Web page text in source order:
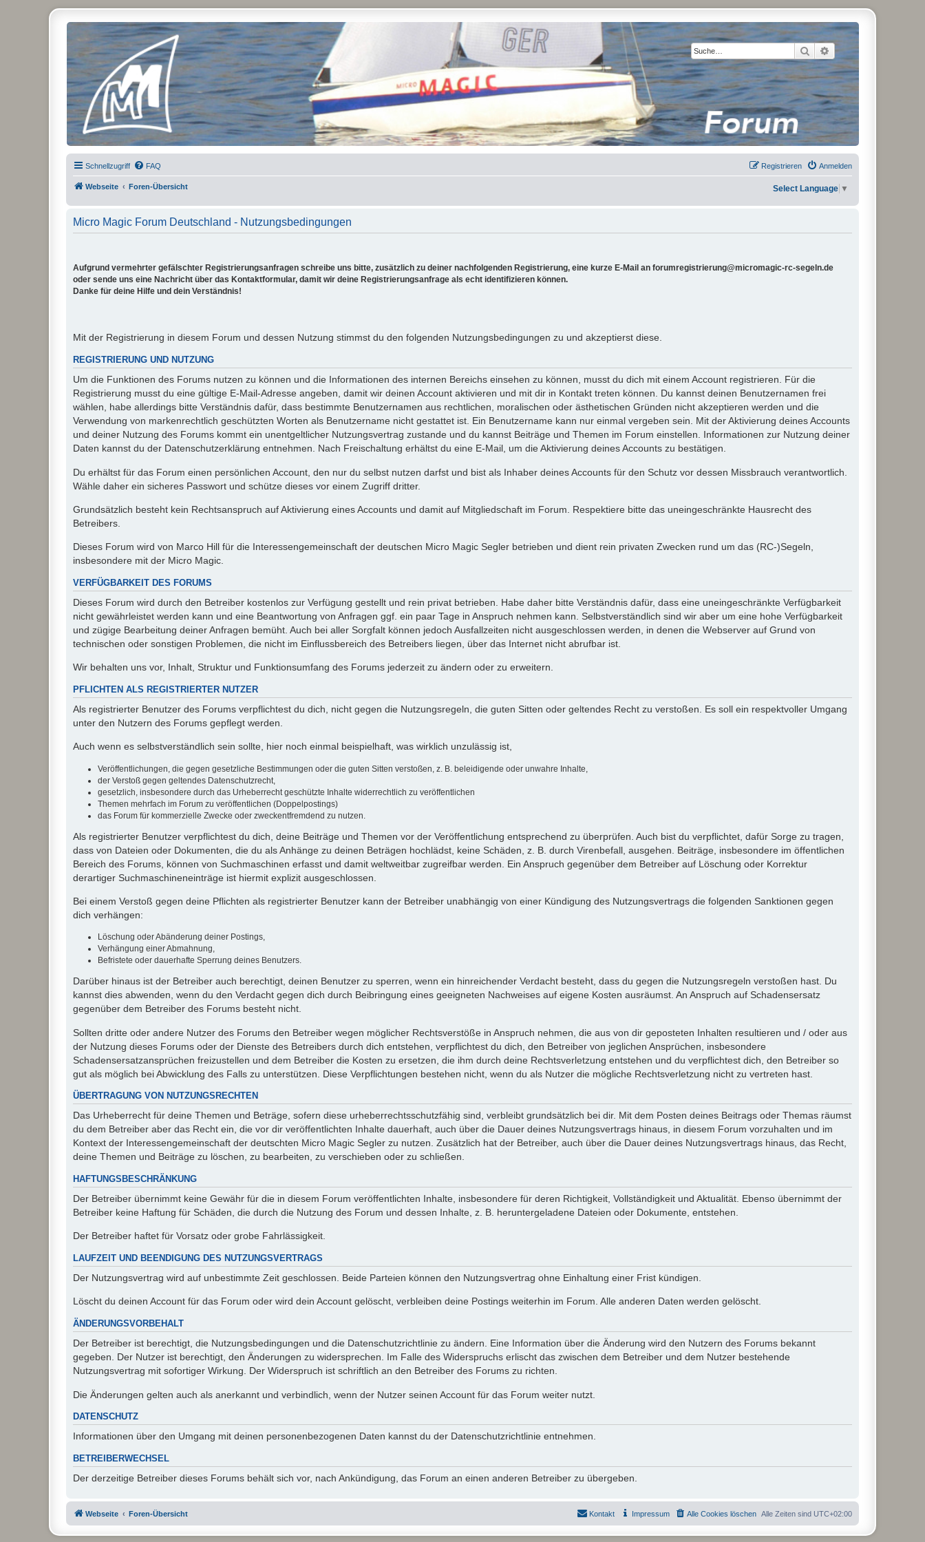
Suche Erweiterte Suche
Micro Magic Forum Deutschland
Schnellzugriff FAQ Anmelden
Registrieren
Webseite Foren-Übersicht Select Language ▼
Micro Magic Forum Deutschland - Nutzungsbedingungen
Aufgrund vermehrter gefälschter Registrierungsanfragen schreibe uns bitte, zusätzlich zu deiner nachfolgenden Registrierung, eine kurze E-Mail an forumregistrierung@micromagic-rc-segeln.de
oder sende uns eine Nachricht über das Kontaktformular, damit wir deine Registrierungsanfrage als echt identifizieren können.
Danke für deine Hilfe und dein Verständnis!
Mit der Registrierung in diesem Forum und dessen Nutzung stimmst du den folgenden Nutzungsbedingungen zu und akzeptierst diese.
REGISTRIERUNG UND NUTZUNG
Um die Funktionen des Forums nutzen zu können und die Informationen des internen Bereichs einsehen zu können, musst du dich mit einem Account registrieren. Für die
Registrierung musst du eine gültige E-Mail-Adresse angeben, damit wir deinen Account aktivieren und mit dir in Kontakt treten können. Du kannst deinen Benutzernamen frei
wählen, habe allerdings bitte Verständnis dafür, dass bestimmte Benutzernamen aus rechtlichen, moralischen oder ästhetischen Gründen nicht akzeptieren werden und die
Verwendung von markenrechtlich geschützten Worten als Benutzername nicht gestattet ist. Ein Benutzername kann nur einmal vergeben sein. Mit der Aktivierung deines Accounts
und deiner Nutzung des Forums kommt ein unentgeltlicher Nutzungsvertrag zustande und du kannst Beiträge und Themen im Forum einstellen. Informationen zur Nutzung deiner
Daten kannst du der Datenschutzerklärung entnehmen. Nach Freischaltung erhältst du eine E-Mail, um die Aktivierung deines Accounts zu bestätigen.
Du erhältst für das Forum einen persönlichen Account, den nur du selbst nutzen darfst und bist als Inhaber deines Accounts für den Schutz vor dessen Missbrauch verantwortlich.
Wähle daher ein sicheres Passwort und schütze dieses vor einem Zugriff dritter.
Grundsätzlich besteht kein Rechtsanspruch auf Aktivierung eines Accounts und damit auf Mitgliedschaft im Forum. Respektiere bitte das uneingeschränkte Hausrecht des
Betreibers.
Dieses Forum wird von Marco Hill für die Interessengemeinschaft der deutschen Micro Magic Segler betrieben und dient rein privaten Zwecken rund um das (RC-)Segeln,
insbesondere mit der Micro Magic.
VERFÜGBARKEIT DES FORUMS
Dieses Forum wird durch den Betreiber kostenlos zur Verfügung gestellt und rein privat betrieben. Habe daher bitte Verständnis dafür, dass eine uneingeschränkte Verfügbarkeit
nicht gewährleistet werden kann und eine Beantwortung von Anfragen ggf. ein paar Tage in Anspruch nehmen kann. Selbstverständlich sind wir aber um eine hohe Verfügbarkeit
und zügige Bearbeitung deiner Anfragen bemüht. Auch bei aller Sorgfalt können jedoch Ausfallzeiten nicht ausgeschlossen werden, in denen die Webserver auf Grund von
technischen oder sonstigen Problemen, die nicht im Einflussbereich des Betreibers liegen, über das Internet nicht abrufbar ist.
Wir behalten uns vor, Inhalt, Struktur und Funktionsumfang des Forums jederzeit zu ändern oder zu erweitern.
PFLICHTEN ALS REGISTRIERTER NUTZER
Als registrierter Benutzer des Forums verpflichtest du dich, nicht gegen die Nutzungsregeln, die guten Sitten oder geltendes Recht zu verstoßen. Es soll ein respektvoller Umgang
unter den Nutzern des Forums gepflegt werden.
Auch wenn es selbstverständlich sein sollte, hier noch einmal beispielhaft, was wirklich unzulässig ist,
Veröffentlichungen, die gegen gesetzliche Bestimmungen oder die guten Sitten verstoßen, z. B. beleidigende oder unwahre Inhalte,
der Verstoß gegen geltendes Datenschutzrecht,
gesetzlich, insbesondere durch das Urheberrecht geschützte Inhalte widerrechtlich zu veröffentlichen
Themen mehrfach im Forum zu veröffentlichen (Doppelpostings)
das Forum für kommerzielle Zwecke oder zweckentfremdend zu nutzen.
Als registrierter Benutzer verpflichtest du dich, deine Beiträge und Themen vor der Veröffentlichung entsprechend zu überprüfen. Auch bist du verpflichtet, dafür Sorge zu tragen,
dass von Dateien oder Dokumenten, die du als Anhänge zu deinen Beträgen hochlädst, keine Schäden, z. B. durch Virenbefall, ausgehen. Beiträge, insbesondere im öffentlichen
Bereich des Forums, können von Suchmaschinen erfasst und damit weltweitbar zugreifbar werden. Ein Anspruch gegenüber dem Betreiber auf Löschung oder Korrektur
derartiger Suchmaschineneinträge ist hiermit explizit ausgeschlossen.
Bei einem Verstoß gegen deine Pflichten als registrierter Benutzer kann der Betreiber unabhängig von einer Kündigung des Nutzungsvertrags die folgenden Sanktionen gegen
dich verhängen:
Löschung oder Abänderung deiner Postings,
Verhängung einer Abmahnung,
Befristete oder dauerhafte Sperrung deines Benutzers.
Darüber hinaus ist der Betreiber auch berechtigt, deinen Benutzer zu sperren, wenn ein hinreichender Verdacht besteht, dass du gegen die Nutzungsregeln verstoßen hast. Du
kannst dies abwenden, wenn du den Verdacht gegen dich durch Beibringung eines geeigneten Nachweises auf eigene Kosten ausräumst. An Anspruch auf Schadensersatz
gegenüber dem Betreiber des Forums besteht nicht.
Sollten dritte oder andere Nutzer des Forums den Betreiber wegen möglicher Rechtsverstöße in Anspruch nehmen, die aus von dir geposteten Inhalten resultieren und / oder aus
der Nutzung dieses Forums oder der Dienste des Betreibers durch dich entstehen, verpflichtest du dich, den Betreiber von jeglichen Ansprüchen, insbesondere
Schadensersatzansprüchen freizustellen und dem Betreiber die Kosten zu ersetzen, die ihm durch deine Rechtsverletzung entstehen und du verpflichtest dich, den Betreiber so
gut als möglich bei Abwicklung des Falls zu unterstützen. Diese Verpflichtungen bestehen nicht, wenn du als Nutzer die mögliche Rechtsverletzung nicht zu vertreten hast.
ÜBERTRAGUNG VON NUTZUNGSRECHTEN
Das Urheberrecht für deine Themen und Beträge, sofern diese urheberrechtsschutzfähig sind, verbleibt grundsätzlich bei dir. Mit dem Posten deines Beitrags oder Themas räumst
du dem Betreiber aber das Recht ein, die vor dir veröffentlichten Inhalte dauerhaft, auch über die Dauer deines Nutzungsvertrags hinaus, in diesem Forum vorzuhalten und im
Kontext der Interessengemeinschaft der deutschten Micro Magic Segler zu nutzen. Zusätzlich hat der Betreiber, auch über die Dauer deines Nutzungsvertrags hinaus, das Recht,
deine Themen und Beiträge zu löschen, zu bearbeiten, zu verschieben oder zu schließen.
HAFTUNGSBESCHRÄNKUNG
Der Betreiber übernimmt keine Gewähr für die in diesem Forum veröffentlichten Inhalte, insbesondere für deren Richtigkeit, Vollständigkeit und Aktualität. Ebenso übernimmt der
Betreiber keine Haftung für Schäden, die durch die Nutzung des Forum und dessen Inhalte, z. B. heruntergeladene Dateien oder Dokumente, entstehen.
Der Betreiber haftet für Vorsatz oder grobe Fahrlässigkeit.
LAUFZEIT UND BEENDIGUNG DES NUTZUNGSVERTRAGS
Der Nutzungsvertrag wird auf unbestimmte Zeit geschlossen. Beide Parteien können den Nutzungsvertrag ohne Einhaltung einer Frist kündigen.
Löscht du deinen Account für das Forum oder wird dein Account gelöscht, verbleiben deine Postings weiterhin im Forum. Alle anderen Daten werden gelöscht.
ÄNDERUNGSVORBEHALT
Der Betreiber ist berechtigt, die Nutzungsbedingungen und die Datenschutzrichtlinie zu ändern. Eine Information über die Änderung wird den Nutzern des Forums bekannt
gegeben. Der Nutzer ist berechtigt, den Änderungen zu widersprechen. Im Falle des Widerspruchs erlischt das zwischen dem Betreiber und dem Nutzer bestehende
Nutzungsvertrag mit sofortiger Wirkung. Der Widerspruch ist schriftlich an den Betreiber des Forums zu richten.
Die Änderungen gelten auch als anerkannt und verbindlich, wenn der Nutzer seinen Account für das Forum weiter nutzt.
DATENSCHUTZ
Informationen über den Umgang mit deinen personenbezogenen Daten kannst du der Datenschutzrichtlinie entnehmen.
BETREIBERWECHSEL
Der derzeitige Betreiber dieses Forums behält sich vor, nach Ankündigung, das Forum an einen anderen Betreiber zu übergeben.
Webseite Foren-Übersicht Alle Zeiten sind UTC+02:00
Alle Cookies löschen
Impressum
Kontakt